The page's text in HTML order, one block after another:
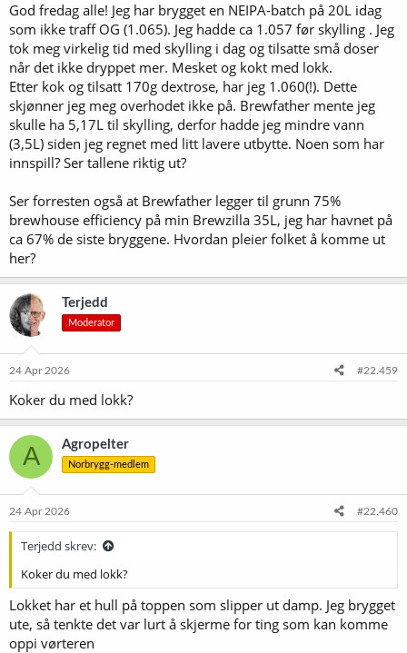
:
God fredag alle! Jeg har brygget en NEIPA-batch på 20L idag
som ikke traff OG (1.065). Jeg hadde ca 1.057 før skylling . Jeg
tok meg virkelig tid med skylling i dag og tilsatte små doser
når det ikke dryppet mer. Mesket og kokt med lokk.
Etter kok og tilsatt 170g dextrose, har jeg 1.060(!). Dette
skjønner jeg meg overhodet ikke på. Brewfather mente jeg
skulle ha 5,17L til skylling, derfor hadde jeg mindre vann
(3,5L) siden jeg regnet med litt lavere utbytte. Noen som har
innspill? Ser tallene riktig ut?
Ser forresten også at Brewfather legger til grunn 75%
brewhouse efficiency på min Brewzilla 35L, jeg har havnet på
ca 67% de siste bryggene. Hvordan pleier folket å komme ut
her?
Terjedd
Moderator
24 Apr 2026 #22.459
Koker du med lokk?
A Agropelter
Norbrygg-medlem
24 Apr 2026 #22.460
Terjedd skrev:
Koker du med lokk?
Lokket har et hull på toppen som slipper ut damp. Jeg brygget
ute, så tenkte det var lurt å skjerme for ting som kan komme
oppi vørteren